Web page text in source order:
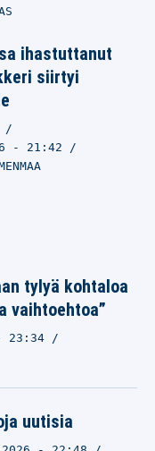
ihastuttanut
siirtyi
- 21:42
tylyä kohtaloa
vaihtoehtoa”
23:34
uutisia